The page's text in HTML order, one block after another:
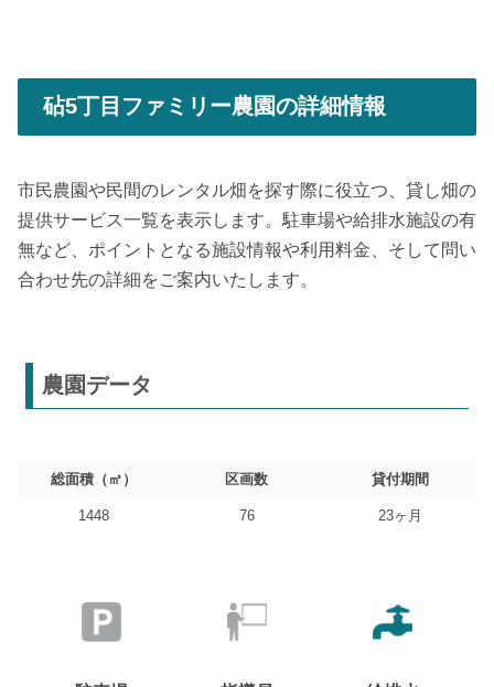
砧5丁目ファミリー農園の詳細情報
市民農園や民間のレンタル畑を探す際に役立つ、貸し畑の
提供サービス一覧を表示します。駐車場や給排水施設の有
無など、ポイントとなる施設情報や利用料金、そして問い
合わせ先の詳細をご案内いたします。
農園データ
総面積（㎡） 区画数 貸付期間
1448 76 23ヶ月